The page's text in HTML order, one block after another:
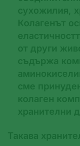
сухожилия,
Колагенът
от други
съдържа
сме
колаген